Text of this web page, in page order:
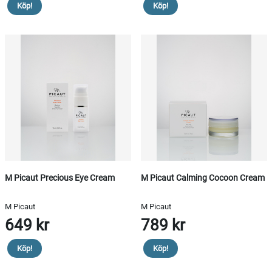
Köp! Köp!
M Picaut Precious Eye Cream
M Picaut
649 kr
Köp!
M Picaut Calming Cocoon Cream
M Picaut
789 kr
Köp!